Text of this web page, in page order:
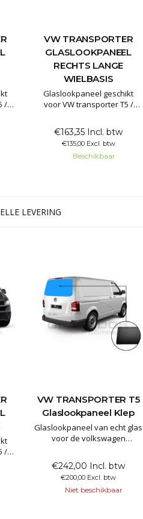
/
VW TRANSPORTER
GLASLOOKPANEEL
RECHTS LANGE
WIELBASIS
Glaslookpaneel geschikt
voor VW transporter T5 /
wielbasis
Glaslookpanelen gemaakt
van echt glas voor een luxe
levert. De pane
€163,35 Incl. btw
€135,00 Excl. btw
Beschikbaar
LEVERING
/
VW TRANSPORTER T5
Glaslookpaneel Klep
Glaslookpaneel van echt glas
voor de volkswagen
€242,00 Incl. btw
€200,00 Excl. btw
Niet beschikbaar